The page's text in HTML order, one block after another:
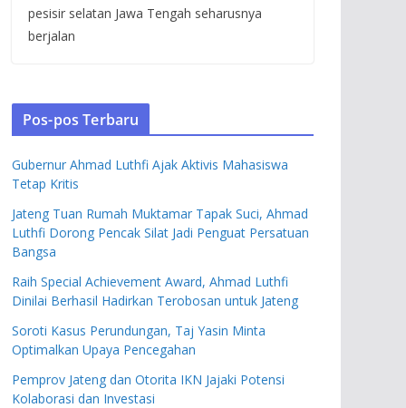
pesisir selatan Jawa Tengah seharusnya
berjalan
Pos-pos Terbaru
Gubernur Ahmad Luthfi Ajak Aktivis Mahasiswa
Tetap Kritis
Jateng Tuan Rumah Muktamar Tapak Suci, Ahmad
Luthfi Dorong Pencak Silat Jadi Penguat Persatuan
Bangsa
Raih Special Achievement Award, Ahmad Luthfi
Dinilai Berhasil Hadirkan Terobosan untuk Jateng
Soroti Kasus Perundungan, Taj Yasin Minta
Optimalkan Upaya Pencegahan
Pemprov Jateng dan Otorita IKN Jajaki Potensi
Kolaborasi dan Investasi